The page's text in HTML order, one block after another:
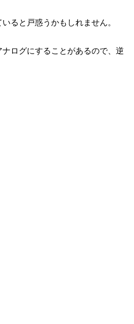
ると戸惑うかもしれません。
ログにすることがあるので、逆